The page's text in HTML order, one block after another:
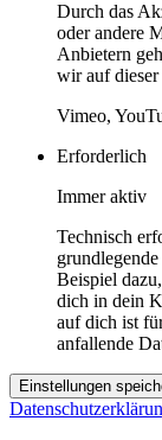
Durch das
oder andere
Anbietern
wir auf
Vimeo,
Erforderlich
Immer aktiv
Technisch
Beispiel
dich in dein
auf dich ist
anfallende
Einstellungen